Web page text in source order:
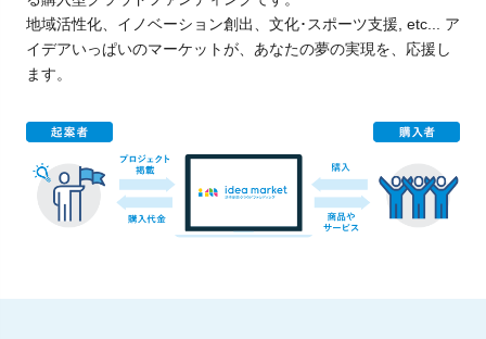
地域活性化、イノベーション創出、文化･スポーツ支援, etc... ア
イデアいっぱいのマーケットが、あなたの夢の実現を、応援し
ます。